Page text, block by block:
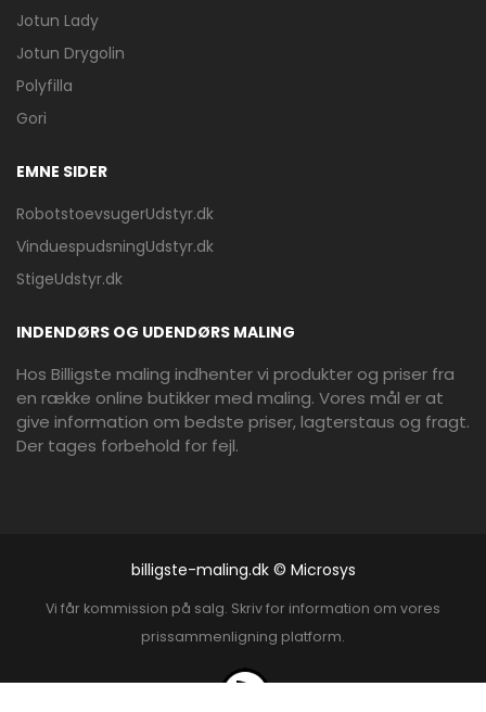
Jotun Lady
Jotun Drygolin
Polyfilla
Gori
EMNE SIDER
RobotstoevsugerUdstyr.dk
VinduespudsningUdstyr.dk
StigeUdstyr.dk
INDENDØRS OG UDENDØRS MALING
Hos Billigste maling indhenter vi produkter og priser fra
en række online butikker med maling. Vores mål er at
give information om bedste priser, lagterstaus og fragt.
Der tages forbehold for fejl.
billigste-maling.dk © Microsys
Vi får kommission på salg. Skriv for information om vores
prissammenligning platform.